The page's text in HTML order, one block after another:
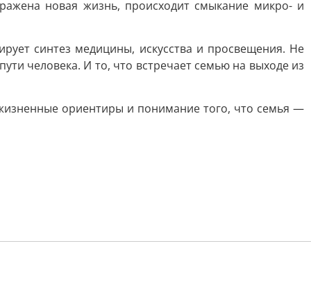
новая жизнь, происходит смыкание микро- и
синтез медицины, искусства и просвещения. Не
человека. И то, что встречает семью на выходе из
ориентиры и понимание того, что семья —